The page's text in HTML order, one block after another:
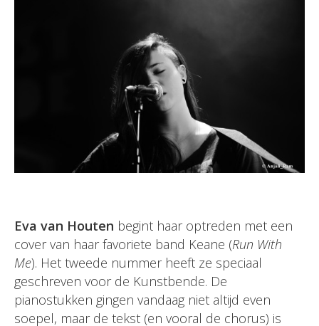
Eva van Houten begint haar optreden met een
cover van haar favoriete band Keane (Run With
Me). Het tweede nummer heeft ze speciaal
geschreven voor de Kunstbende. De
pianostukken gingen vandaag niet altijd even
soepel, maar de tekst (en vooral de chorus) is